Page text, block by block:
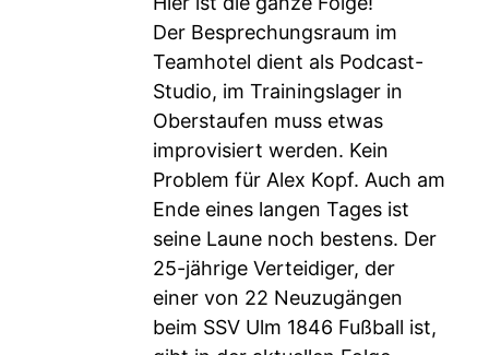
Der Besprechungsraum im
Teamhotel dient als Podcast-
Studio, im Trainingslager in
Oberstaufen muss etwas
improvisiert werden. Kein
Problem für Alex Kopf. Auch am
Ende eines langen Tages ist
seine Laune noch bestens. Der
25-jährige Verteidiger, der
einer von 22 Neuzugängen
beim SSV Ulm 1846 Fußball ist,